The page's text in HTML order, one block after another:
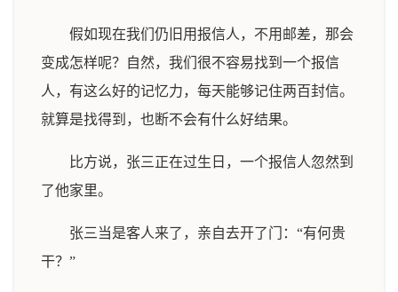
假如现在我们仍旧用报信人，不用邮差，那会
变成怎样呢？自然，我们很不容易找到一个报信
人，有这么好的记忆力，每天能够记住两百封信。
就算是找得到，也断不会有什么好结果。
比方说，张三正在过生日，一个报信人忽然到
了他家里。
张三当是客人来了，亲自去开了门：“有何贵
干？”